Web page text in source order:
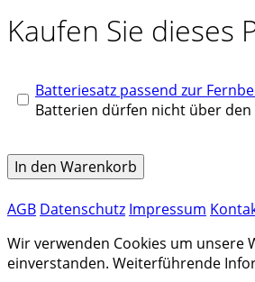
Kaufen Sie dieses
Batteriesatz passend zur
Batterien dürfen nicht über
In den Warenkorb
AGB Datenschutz Impressum
Wir verwenden Cookies um unsere
einverstanden. Weiterführende